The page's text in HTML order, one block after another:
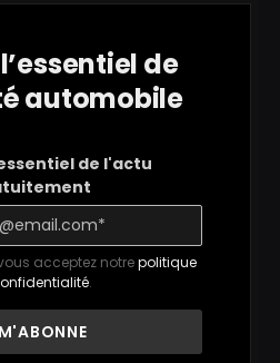
de
automobile
de l'actu
acceptez notrepolitique
.